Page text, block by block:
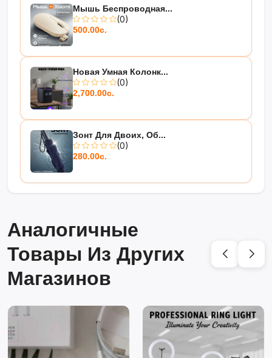
Мышь Беспроводная...
(0)
500.00с.
Новая Умная Колонк...
(0)
2,700.00с.
Зонт Для Двоих, Об...
(0)
280.00с.
Аналогичные
Товары Из Других
Магазинов